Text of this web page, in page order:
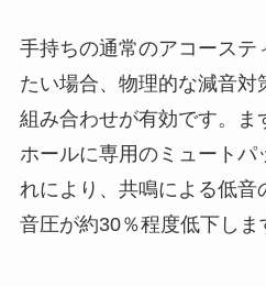
手持ちの通常のアコーステ
たい場合、物理的な減音対
組み合わせが有効です。ま
ホールに専用のミュートパ
れにより、共鳴による低音
音圧が約30％程度低下しま